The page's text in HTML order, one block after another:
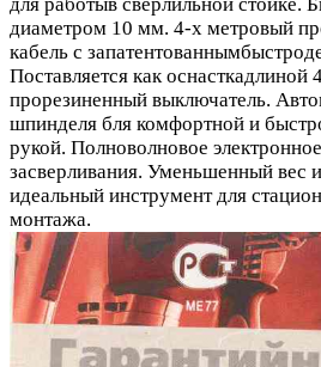
диаметром 10 мм. 4-х метровый
кабель с
Поставляется как
прорезиненный выключатель.
шпинделя бля комфортной и
рукой. Полноволновое
засверливания. Уменьшенный вес
идеальный инструмент для
монтажа.